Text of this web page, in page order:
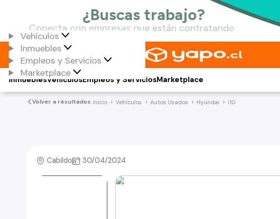
Vehículos
Inmuebles
Empleos y Servicios
Marketplace
Vehículos
Inmuebles Empleos y ServiciosMarketplace
Volver a resultados Inicio Vehículos Autos Usados Hyundai i10
Cabildo 30/04/2024